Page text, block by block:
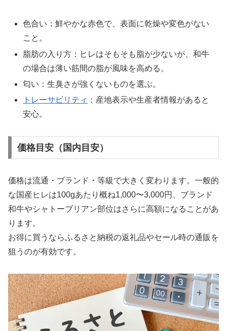
色合い：鮮やかな赤色で、表面に乾燥や変色がない
こと。
脂肪の入り方：ヒレはそもそも脂が少ないが、和牛
の場合は薄い筋間の脂が風味を高める。
匂い：生臭さが強くないものを選ぶ。
トレーサビリティ ：産地表示や生産者情報があると
安心。
価格目安（国内目安）
価格は流通・ブランド・等級で大きく変わります。一般的
な国産ヒレは100gあたり概ね1,000〜3,000円、ブランド
和牛やシャトーブリアン部位はさらに高額になることがあ
ります。
お得に買うならふるさと納税の返礼品やセール時の通販を
狙うのが有効です。